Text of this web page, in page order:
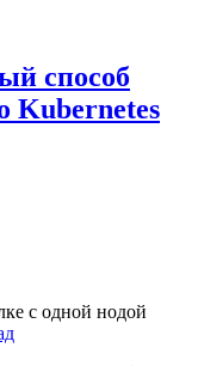
способ
Kubernetes
с одной нодой